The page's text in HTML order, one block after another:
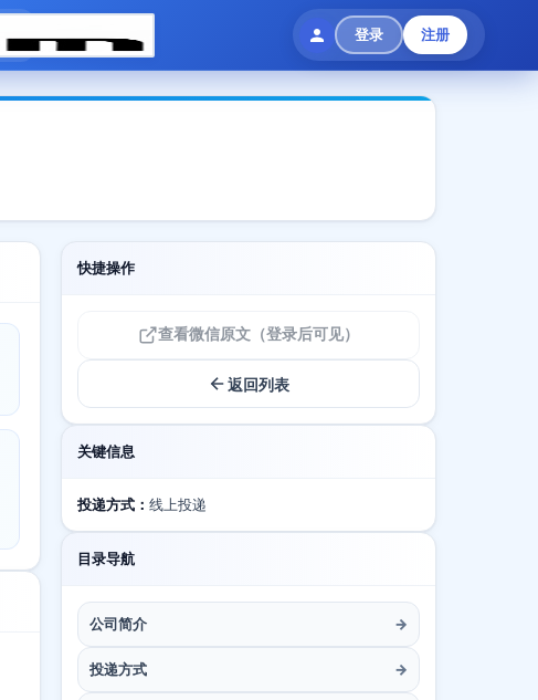
登录 注册
快捷操作
查看微信原文（登录后可见）
返回列表
关键信息
投递方式： 线上投递
目录导航
公司简介 →
投递方式 →